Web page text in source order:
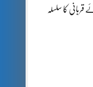
قربانی کا سلسلہ